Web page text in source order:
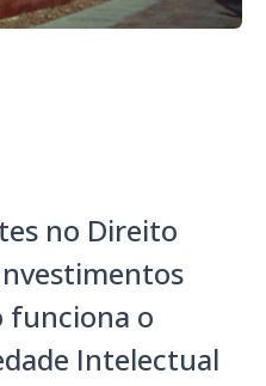
no Direito
funciona o
Intelectual